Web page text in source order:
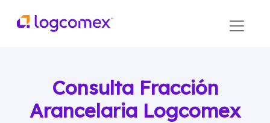
Consulta Fracción
Arancelaria Logcomex